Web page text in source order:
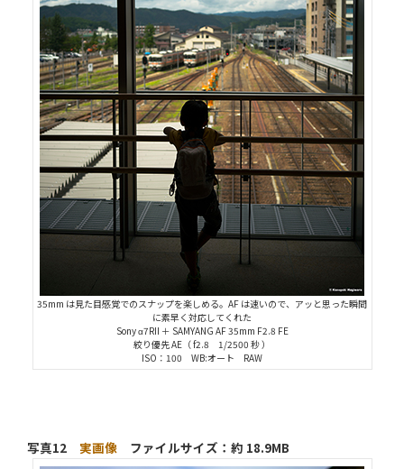
35mm は見た目感覚でのスナップを楽しめる。AF は速いので、アッと思った瞬間
に素早く対応してくれた
Sony α7RII ＋ SAMYANG AF 35mm F2.8 FE
絞り優先 AE（ f2.8 1/2500 秒 ）
ISO：100 WB:オート RAW
写真12 実画像 ファイルサイズ：約 18.9MB